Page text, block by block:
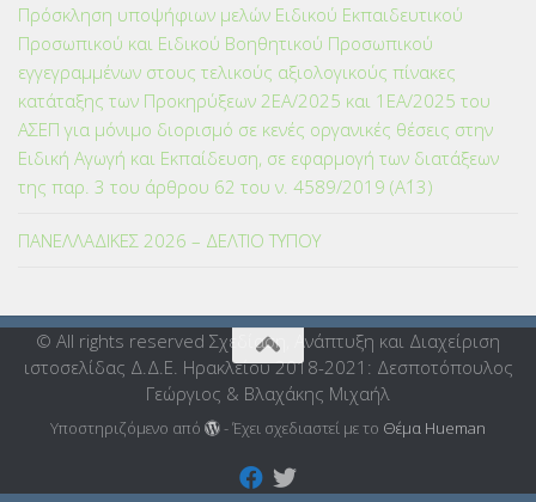
Πρόσκληση υποψήφιων μελών Ειδικού Εκπαιδευτικού
Προσωπικού και Ειδικού Βοηθητικού Προσωπικού
εγγεγραμμένων στους τελικούς αξιολογικούς πίνακες
κατάταξης των Προκηρύξεων 2ΕΑ/2025 και 1ΕΑ/2025 του
ΑΣΕΠ για μόνιμο διορισμό σε κενές οργανικές θέσεις στην
Ειδική Αγωγή και Εκπαίδευση, σε εφαρμογή των διατάξεων
της παρ. 3 του άρθρου 62 του ν. 4589/2019 (Α΄13)
ΠΑΝΕΛΛΑΔΙΚΕΣ 2026 – ΔΕΛΤΙΟ ΤΥΠΟΥ
© All rights reserved Σχεδίαση, Ανάπτυξη και Διαχείριση
ιστοσελίδας Δ.Δ.Ε. Ηρακλείου 2018-2021: Δεσποτόπουλος
Γεώργιος & Βλαχάκης Μιχαήλ
Υποστηριζόμενο από - Έχει σχεδιαστεί με το Θέμα Ηueman